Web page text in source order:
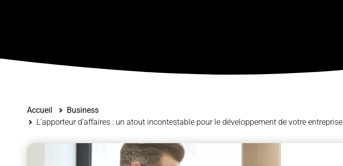
Accueil
Business
L’apporteur d’affaires : un atout incontestable pour le développement de votre entreprise